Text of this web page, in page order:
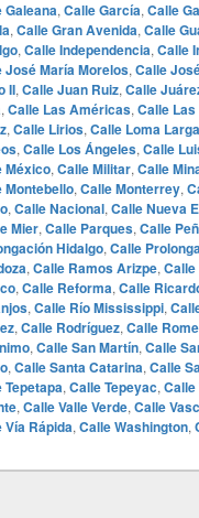
Galeana, Calle García, Calle
, Calle Gran Avenida, Calle
, Calle Independencia, Calle
José María Morelos, Calle
II, Calle Juan Ruiz, Calle
, Calle Las Américas, Calle
, Calle Lirios, Calle Loma Larga
, Calle Los Ángeles, Calle
México, Calle Militar, Calle
Montebello, Calle Monterrey,
, Calle Nacional, Calle Nueva
Mier, Calle Parques, Calle
Hidalgo, Calle
, Calle Ramos Arizpe, Calle
, Calle Reforma, Calle
, Calle Río Mississippi,
, Calle Rodríguez, Calle
, Calle San Martín, Calle
, Calle Santa Catarina, Calle
Tepetapa, Calle Tepeyac, Calle
, Calle Valle Verde, Calle
Vía Rápida, Calle Washington,